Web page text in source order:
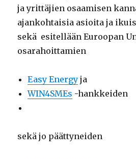
ja yrittäjien osaamisen
ajankohtaisia asioita ja
sekä esitellään Euroopan
osarahoittamien
Easy Energy ja
WIN4SMEs -hankkeiden
sekä jo päättyneiden